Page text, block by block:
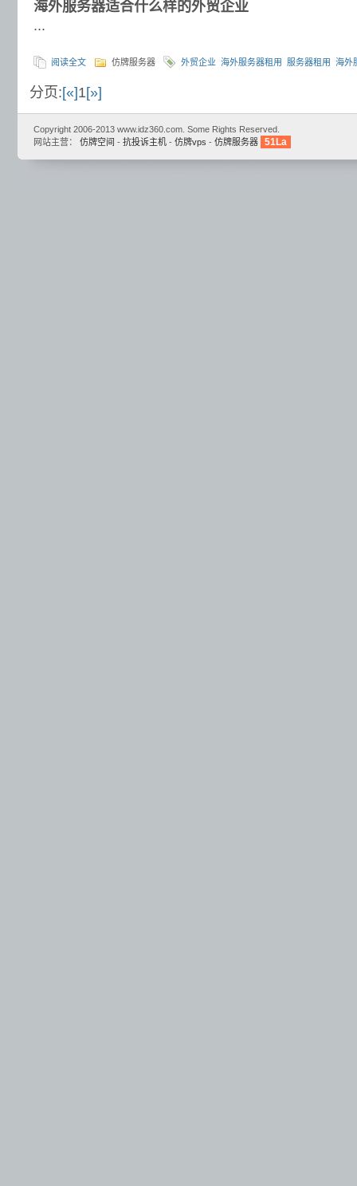
海外服务器适合什么样的外贸企业
...
阅读全文 仿牌服务器 外贸企业 海外服务器租用 服务器租用 海外
分页:[«]1[»]
Copyright 2006-2013 www.idz360.com. Some Rights Reserved.
网站主营： 仿牌空间 - 抗投诉主机 - 仿牌vps - 仿牌服务器 51La